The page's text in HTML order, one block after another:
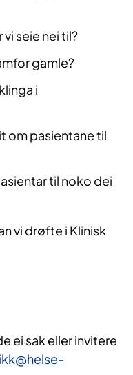
seie nei til?
gamle?
i
om pasientane til
til noko dei
vi drøfte i Klinisk
ei sak eller invitere